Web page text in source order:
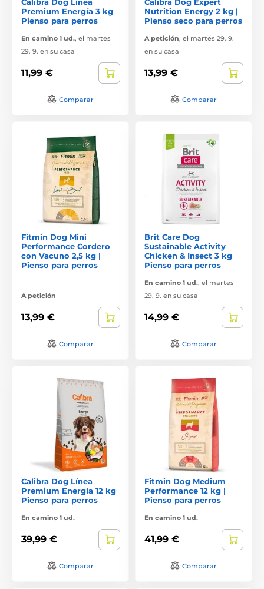
Premium Energía 3 kg
Pienso para perros
En camino 1 ud., el martes
29. 9. en su casa
11,99 €
Comparar
Nutrition Energy 2 kg |
Pienso seco para perros
A petición, el martes 29. 9.
en su casa
13,99 €
Comparar
Fitmin Dog Mini
Performance Cordero
con Vacuno 2,5 kg |
Pienso para perros
A petición
13,99 €
Comparar
Brit Care Dog
Sustainable Activity
Chicken & Insect 3 kg
Pienso para perros
En camino 1 ud., el martes
29. 9. en su casa
14,99 €
Comparar
Calibra Dog Línea
Premium Energía 12 kg
Pienso para perros
En camino 1 ud.
39,99 €
Comparar
Fitmin Dog Medium
Performance 12 kg |
Pienso para perros
En camino 1 ud.
41,99 €
Comparar